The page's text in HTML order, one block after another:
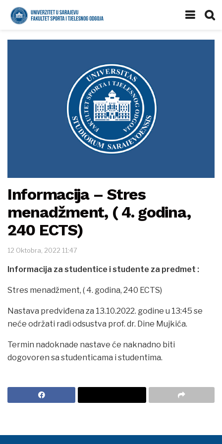
Informacija – Stres
menadžment, ( 4. godina,
240 ECTS)
12 Oktobra, 2022 11:47
Informacija za studentice i studente za predmet :
Stres menadžment, ( 4. godina, 240 ECTS)
Nastava predviđena za 13.10.2022. godine u 13:45 se
neće održati radi odsustva prof. dr. Dine Mujkića.
Termin nadoknade nastave će naknadno biti
dogovoren sa studenticama i studentima.